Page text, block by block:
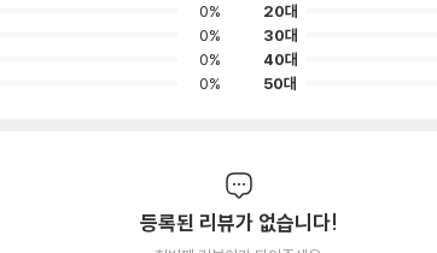
0%
0%
0%
0%
20대
30대
40대
50대
등록된 리뷰가 없습니다!